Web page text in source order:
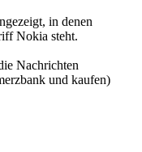
in denen
Nokia steht.
Nachrichten
und kaufen)